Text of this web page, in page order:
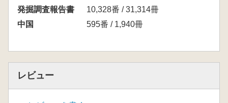
発掘調査報告書
10,328番 / 31,314冊
中国
595番 / 1,940冊
レビュー